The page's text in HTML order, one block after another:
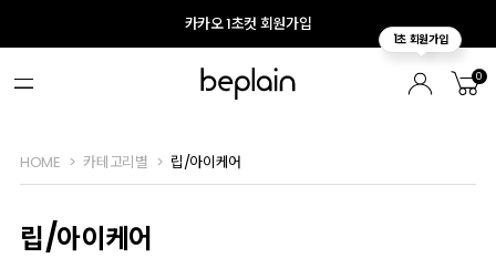
카카오 1초컷 회원가입
0
HOME 카테고리별 립/아이케어
립/아이케어